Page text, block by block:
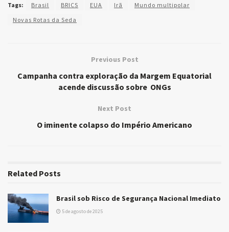
Tags: Brasil BRICS EUA Irã
Mundo multipolar
Novas Rotas da Seda
Previous Post
Campanha contra exploração da Margem Equatorial
acende discussão sobre ONGs
Next Post
O iminente colapso do Império Americano
Related Posts
Brasil sob Risco de Segurança Nacional Imediato
5 de agosto de 2025